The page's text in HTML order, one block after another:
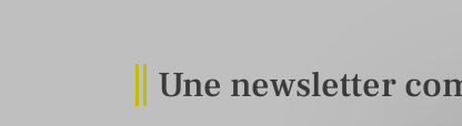
Une newsletter